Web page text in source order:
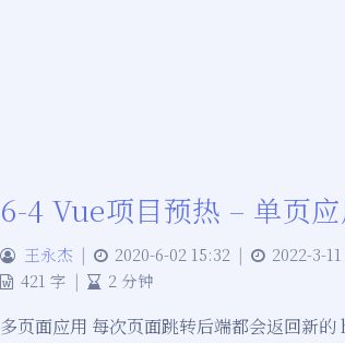
6-4 Vue项目预热 – 单页
王永杰 | 2020-6-02 15:32 | 2022-3-11
421 字 | 2 分钟
多页面应用 每次页面跳转后端都会返回新